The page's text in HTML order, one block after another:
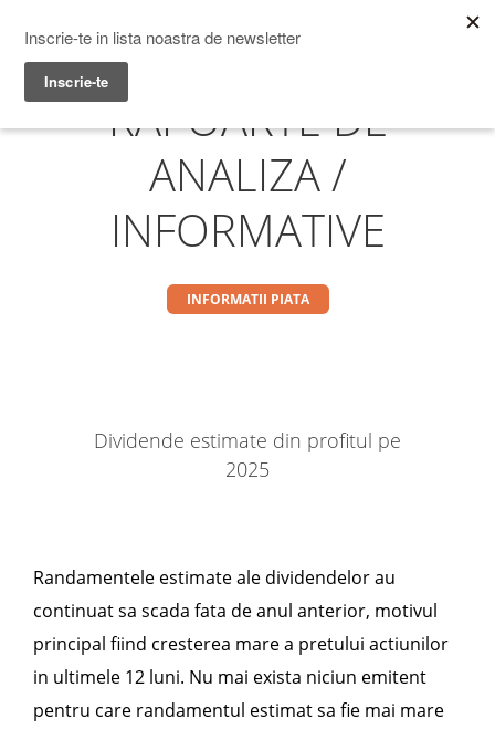
Menu
Prime Transaction
RAPOARTE DE
ANALIZA /
INFORMATIVE
INFORMATII PIATA
Dividende estimate din profitul pe
2025
Randamentele estimate ale dividendelor au
continuat sa scada fata de anul anterior, motivul
principal fiind cresterea mare a pretului actiunilor
in ultimele 12 luni. Nu mai exista niciun emitent
pentru care randamentul estimat sa fie mai mare